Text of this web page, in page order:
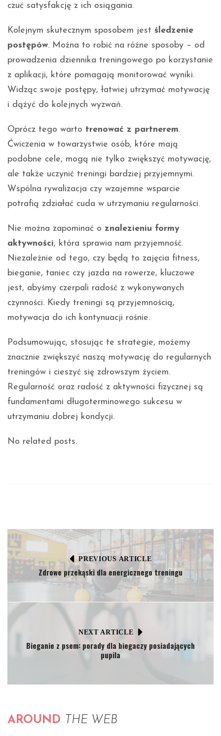
czuć satysfakcję z ich osiągania.
Kolejnym skutecznym sposobem jest śledzenie
postępów. Można to robić na różne sposoby – od
prowadzenia dziennika treningowego po korzystanie
z aplikacji, które pomagają monitorować wyniki.
Widząc swoje postępy, łatwiej utrzymać motywację
i dążyć do kolejnych wyzwań.
Oprócz tego warto trenować z partnerem.
Ćwiczenia w towarzystwie osób, które mają
podobne cele, mogą nie tylko zwiększyć motywację,
ale także uczynić treningi bardziej przyjemnymi.
Wspólna rywalizacja czy wzajemne wsparcie
potrafią zdziałać cuda w utrzymaniu regularności.
Nie można zapominać o znalezieniu formy
aktywności, która sprawia nam przyjemność.
Niezależnie od tego, czy będą to zajęcia fitness,
bieganie, taniec czy jazda na rowerze, kluczowe
jest, abyśmy czerpali radość z wykonywanych
czynności. Kiedy treningi są przyjemnością,
motywacja do ich kontynuacji rośnie.
Podsumowując, stosując te strategie, możemy
znacznie zwiększyć naszą motywację do regularnych
treningów i cieszyć się zdrowszym życiem.
Regularność oraz radość z aktywności fizycznej są
fundamentami długoterminowego sukcesu w
utrzymaniu dobrej kondycji.
No related posts.
PREVIOUS ARTICLE
Zdrowe przekąski dla energicznego treningu
NEXT ARTICLE
Bieganie z psem: porady dla biegaczy posiadających
pupila
AROUND THE WEB